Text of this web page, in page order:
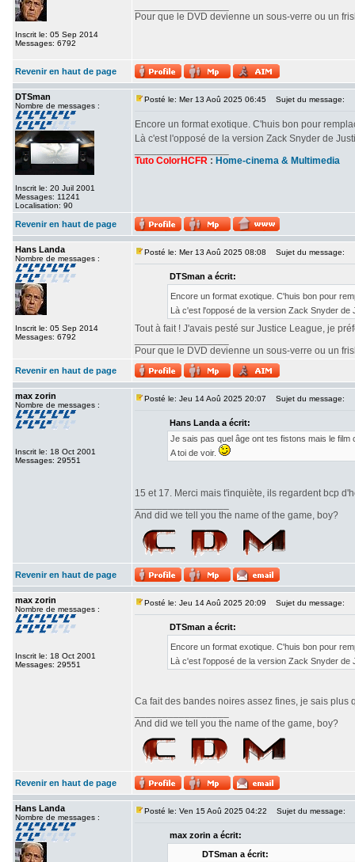
Inscrit le: 05 Sep 2014
Messages: 6792
Pour que le DVD devienne un sous-verre ou un
Revenir en haut de page
DTSman
Nombre de messages :
Inscrit le: 20 Juil 2001
Messages: 11241
Localisation: 90
Posté le: Mer 13 Aoû 2025 06:45 Sujet du message:
Encore un format exotique. C'huis bon pour
Là c'est l'opposé de la version Zack Snyder de
Tuto ColorHCFR : Home-cinema & Multimedia
Revenir en haut de page
Hans Landa
Nombre de messages :
Inscrit le: 05 Sep 2014
Messages: 6792
Posté le: Mer 13 Aoû 2025 08:08 Sujet du message:
DTSman a écrit:
Encore un format exotique. C'huis bon pour
Là c'est l'opposé de la version Zack Snyder de
Tout à fait ! J'avais pesté sur Justice League, je
Pour que le DVD devienne un sous-verre ou un
Revenir en haut de page
max zorin
Nombre de messages :
Inscrit le: 18 Oct 2001
Messages: 29551
Posté le: Jeu 14 Aoû 2025 20:07 Sujet du message:
Hans Landa a écrit:
Je sais pas quel âge ont tes fistons mais le
A toi de voir.
15 et 17. Merci mais t'inquiète, ils regardent bcp
And did we tell you the name of the game, boy?
Revenir en haut de page
max zorin
Nombre de messages :
Inscrit le: 18 Oct 2001
Messages: 29551
Posté le: Jeu 14 Aoû 2025 20:09 Sujet du message:
DTSman a écrit:
Encore un format exotique. C'huis bon pour
Là c'est l'opposé de la version Zack Snyder de
Ca fait des bandes noires assez fines, je sais
And did we tell you the name of the game, boy?
Revenir en haut de page
Hans Landa
Nombre de messages :
Posté le: Ven 15 Aoû 2025 04:22 Sujet du message:
max zorin a écrit:
DTSman a écrit: